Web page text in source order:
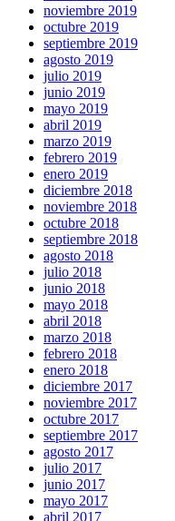
noviembre 2019
octubre 2019
septiembre 2019
agosto 2019
julio 2019
junio 2019
mayo 2019
abril 2019
marzo 2019
febrero 2019
enero 2019
diciembre 2018
noviembre 2018
octubre 2018
septiembre 2018
agosto 2018
julio 2018
junio 2018
mayo 2018
abril 2018
marzo 2018
febrero 2018
enero 2018
diciembre 2017
noviembre 2017
octubre 2017
septiembre 2017
agosto 2017
julio 2017
junio 2017
mayo 2017
abril 2017